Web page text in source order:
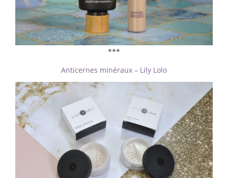
***
Anticernes minéraux – Lily Lolo